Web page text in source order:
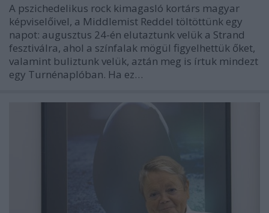
A pszichedelikus rock kimagasló kortárs magyar
képviselőivel, a Middlemist Reddel töltöttünk egy
napot: augusztus 24-én elutaztunk velük a Strand
fesztiválra, ahol a színfalak mögül figyelhettük őket,
valamint buliztunk velük, aztán meg is írtuk mindezt
egy Turnénaplóban. Ha ez…